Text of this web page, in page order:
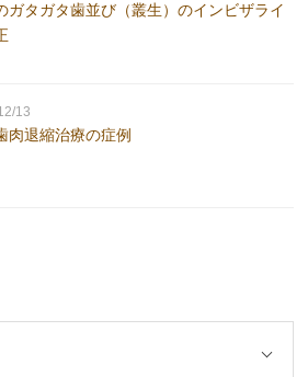
ガタガタ歯並び（叢生）のインビザライ
13
肉退縮治療の症例